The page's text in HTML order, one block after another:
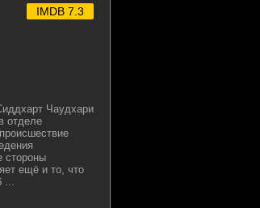
IMDB 7.3
Чаудхари
отделе
стороны
ещё и то, что
...